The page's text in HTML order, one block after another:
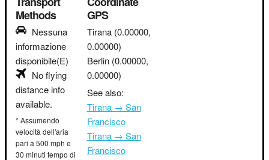
Methods
Nessuna
informazione
disponibile(E)
No flying
distance info
available.
* Assumendo
velocità dell'aria
pari a 500 mph e
30 minuti tempo di
GPS
Tirana (0.00000,
0.00000)
Berlin (0.00000,
0.00000)
See also:
Tirana → San
Francisco
Tirana → San
Francisco